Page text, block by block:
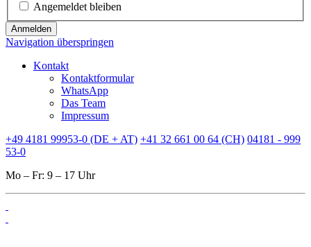
Angemeldet bleiben
Anmelden
Navigation überspringen
Kontakt
Kontaktformular
WhatsApp
Das Team
Impressum
+49 4181 99953-0 (DE + AT) +41 32 661 00 64 (CH) 04181 - 999
53-0
Mo – Fr: 9 – 17 Uhr